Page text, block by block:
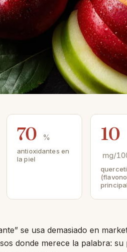
70 %
antioxidantes en
la piel
10
mg/
se usa demasiado en
donde merece la palabra: